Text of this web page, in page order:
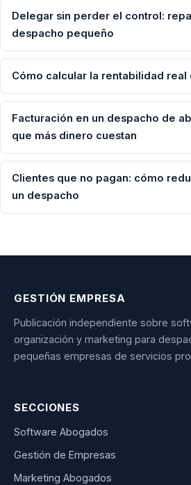
Delegar sin perder el control:
despacho pequeño
Cómo calcular la rentabilidad real
Facturación en un despacho de
que más dinero cuestan
Clientes que no pagan: cómo
un despacho
GESTIÓN EMPRESA
Publicación independiente sobre
organización y marketing para
pequeñas empresas de servicios
SECCIONES
Software Abogados
Gestión de Empresas
Marketing Abogados